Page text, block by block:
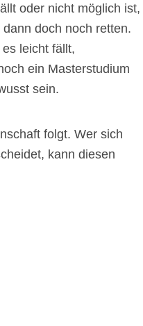
oder nicht möglich ist,
doch noch retten.
leicht fällt,
ein Masterstudium
sein.
folgt. Wer sich
kann diesen